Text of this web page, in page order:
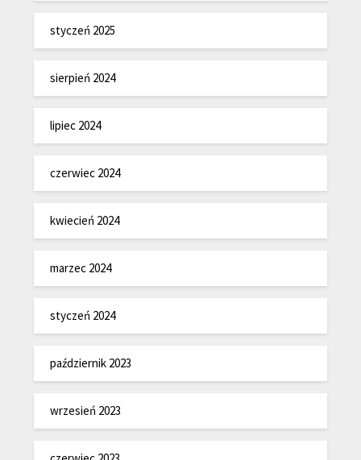
styczeń 2025
sierpień 2024
lipiec 2024
czerwiec 2024
kwiecień 2024
marzec 2024
styczeń 2024
październik 2023
wrzesień 2023